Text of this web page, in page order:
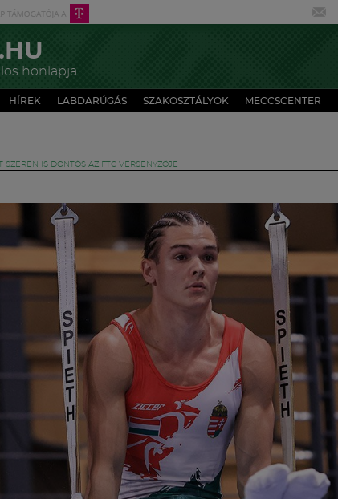
honlapja
HÍREK LABDARÚGÁS SZAKOSZTÁLYOK MECCSCENTER
SZEREN IS DÖNTŐS AZ FTC VERSENYZŐJE